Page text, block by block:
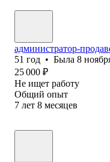
администратор-
51 год • Была 8
25 000 ₽
Не ищет работу
Общий опыт
7 лет 8 месяцев